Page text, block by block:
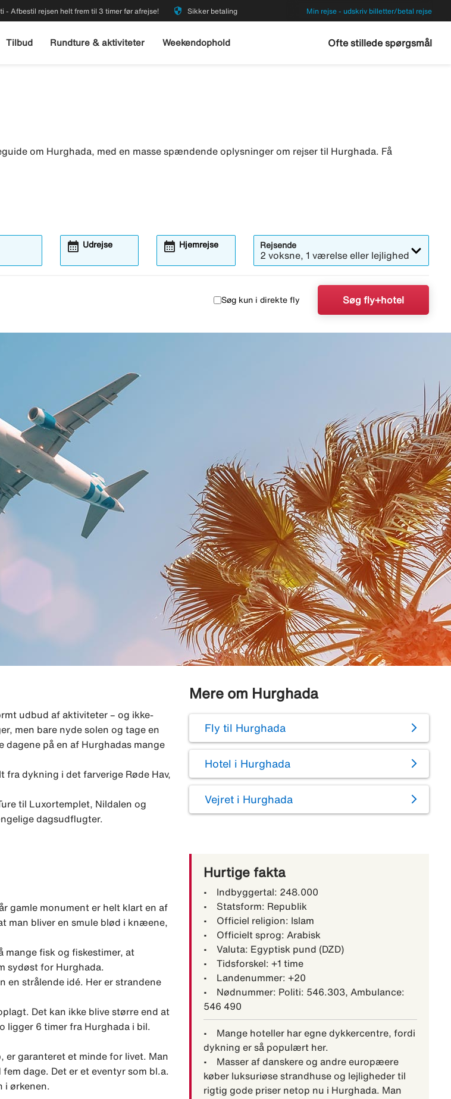
- Afbestil rejsen helt frem til 3 timer før afrejse! security Sikker betaling Min rejse - udskriv billetter/betal rejse
Tilbud Rundture & aktiviteter Weekendophold Ofte stillede spørgsmål
om Hurghada, med en masse spændende oplysninger om rejser til Hurghada. Få
Udrejse
calendar_month Hjemrejse
calendar_month Rejsende
2 voksne, 1 værelse eller lejlighed
Søg kun i direkte fly Søg fly+hotel
udbud af aktiviteter – og ikke-
men bare nyde solen og tage en
på en af Hurghadas mange
fra dykning i det farverige Røde Hav,
til Luxortemplet, Nildalen og
dagsudflugter.
gamle monument er helt klart en af
man bliver en smule blød i knæene,
mange fisk og fiskestimer, at
sydøst for Hurghada.
en strålende idé. Her er strandene
Det kan ikke blive større end at
ligger 6 timer fra Hurghada i bil.
er garanteret et minde for livet. Man
dage. Det er et eventyr som bl.a.
i ørkenen.
Mere om Hurghada
Fly til Hurghada
Hotel i Hurghada
Vejret i Hurghada
Hurtige fakta
• Indbyggertal: 248.000
• Statsform: Republik
• Officiel religion: Islam
• Officielt sprog: Arabisk
• Valuta: Egyptisk pund (DZD)
• Tidsforskel: +1 time
• Landenummer: +20
• Nødnummer: Politi: 546.303, Ambulance:
546 490
• Mange hoteller har egne dykkercentre, fordi
dykning er så populært her.
• Masser af danskere og andre europæere
køber luksuriøse strandhuse og lejligheder til
rigtig gode priser netop nu i Hurghada. Man